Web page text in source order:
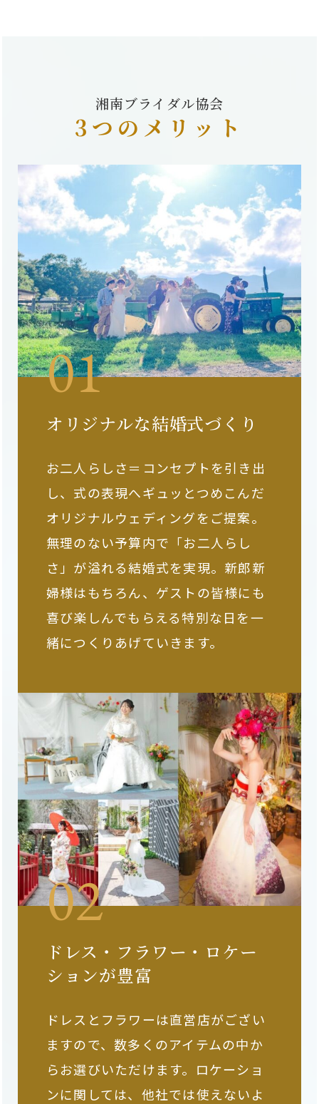
湘南ブライダル協会
3つのメリット
オリジナルな結婚式づくり
お二人らしさ＝コンセプトを引き出
し、式の表現へギュッとつめこんだ
オリジナルウェディングをご提案。
無理のない予算内で「お二人らし
さ」が溢れる結婚式を実現。新郎新
婦様はもちろん、ゲストの皆様にも
喜び楽しんでもらえる特別な日を一
緒につくりあげていきます。
ドレス・フラワー・ロケー
ションが豊富
ドレスとフラワーは直営店がござい
ますので、数多くのアイテムの中か
らお選びいただけます。ロケーショ
ンに関しては、他社では使えないよ